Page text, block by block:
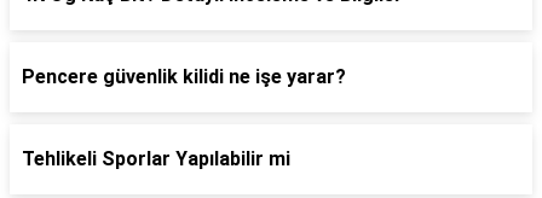
Pencere güvenlik kilidi ne işe yarar?
Tehlikeli Sporlar Yapılabilir mi